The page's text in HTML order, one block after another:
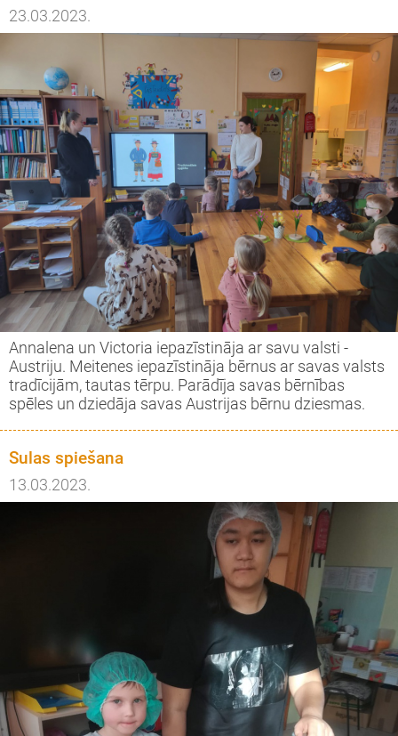
23.03.2023.
Annalena un Victoria iepazīstināja ar savu valsti -
Austriju. Meitenes iepazīstināja bērnus ar savas valsts
tradīcijām, tautas tērpu. Parādīja savas bērnības
spēles un dziedāja savas Austrijas bērnu dziesmas.
Sulas spiešana
13.03.2023.